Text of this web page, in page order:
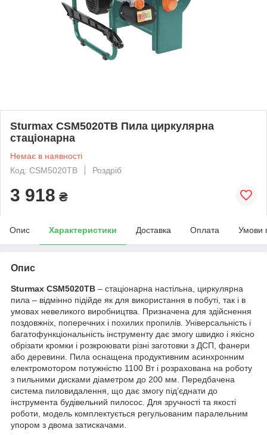
Sturmax CSM5020TB Пила циркулярна
стаціонарна
Немає в наявності
Код: CSM5020TB
Роздріб
3 918 ₴
Опис Характеристики Доставка Оплата Умови
Опис
Sturmax CSM5020TB – стаціонарна настільна, циркулярна
пила – відмінно підійде як для використання в побуті, так і в
умовах невеликого виробництва. Призначена для здійснення
поздовжніх, поперечних і похилих пропилів. Універсальність і
багатофункціональність інструменту дає змогу швидко і якісно
обрізати кромки і розкроювати різні заготовки з ДСП, фанери
або деревини. Пила оснащена продуктивним асинхронним
електромотором потужністю 1100 Вт і розрахована на роботу
з пильними дисками діаметром до 200 мм. Передбачена
система пиловидалення, що дає змогу під’єднати до
інструмента будівельний пилосос. Для зручності та якості
роботи, модель комплектується регульованим паралельним
упором з двома затискачами.